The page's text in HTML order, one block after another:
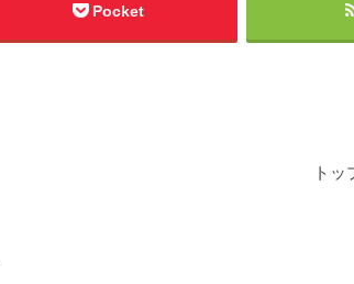
Pocket
トッ